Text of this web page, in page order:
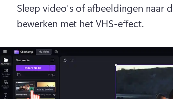
Sleep video's of afbeeldingen naar
bewerken met het VHS-effect.